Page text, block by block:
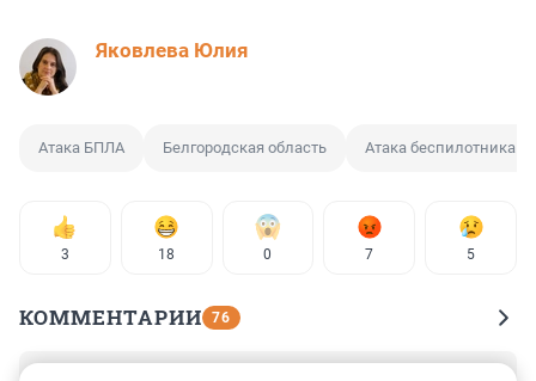
Яковлева Юлия
Атака БПЛА Белгородская область Атака беспилотника
3 18 0 7 5
КОММЕНТАРИИ 76